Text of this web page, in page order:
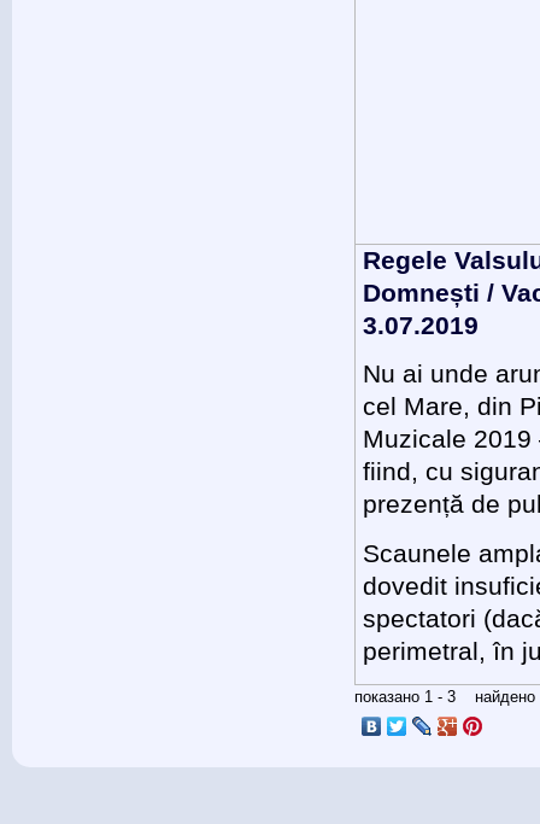
Regele
Domnești /
3.07.2019
Nu ai unde
cel Mare, din
Muzicale
fiind, cu
prezență de
Scaunele
dovedit
spectatori
perimetral, în
показано 1 - 3 найдено